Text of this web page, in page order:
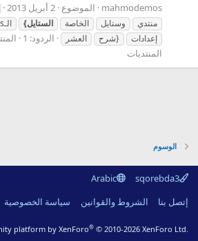
mahmodemos الموضوع 2 أبريل 2013
منتدي
وستايل الخاصة الستايل} الـcss
إعدادات
{شرح العشر الردود: 1
المنتديات
الوسوم
sqorebda3
Arabic
إتصل بنا
الشروط والقوانين سياسة الخصوصية
platform by XenForo® © 2010-2026 XenForo Ltd.